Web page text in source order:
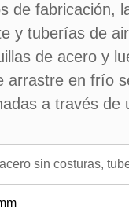
de fabricación,
y tuberías de
de acero y
en frío
a través de
sin costuras,